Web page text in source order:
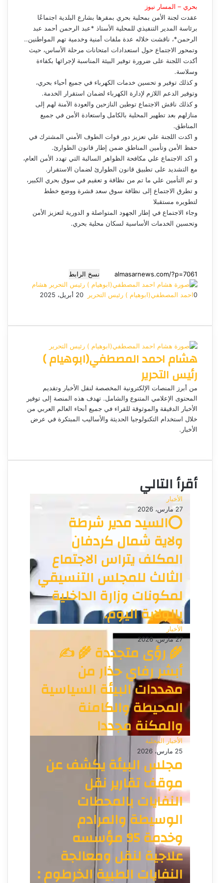
بحري – المسار نيوز
عقدت لجنة الأمن بمحلية بحري بمقرها بشارع البلدية اجتماعًا
برئاسة المدير التنفيذي للمحلية الأستاذ *عبد الرحمن أحمد عبد
الرحمن*، ناقشت خلاله عدة ملفات أمنية وخدمية تهم المواطنين..
وتمحور الاجتماع حول استعدادات امتحانات مرحلة الأساس، حيث
أكدت اللجنة على ضرورة توفير البيئة المناسبة لإجرائها بكفاءة
وسلاسة.
و كذلك توفير و تحسين خدمات الكهرباء في جميع أحياء بحري،
وتوفير الدعم اللازم لإدارة الكهرباء لضمان استقرار الخدمة.
و كذلك ناقش الاجتماع توطين النازحين والعودة الآمنة لهم إلى
منازلهم بعد تطهير المحلية بالكامل واستعادة الأمن في جميع
المناطق.
و اكدت اللجنة علي تعزيز دور قوات الطوف الأمني المشترك في
حفظ الأمن وتأمين المناطق ضمن إطار قانون الطوارئ.
و اكد الاجتماع علي مكافحة الظواهر السالبة التي تهدد الأمن العام،
مع التشديد على تطبيق قانون الطوارئ لضمان الاستقرار.
و تم التأمين علي ما تم من نظافة و تعقيم في سوق بحري الكبير،
و تطرق الاجتماع إلى نظافة سوق سعد قشرة ووضع خطط
لتطويره مستقبلا
وجاء الاجتماع في إطار الجهود المتواصلة و الدورية لتعزيز الأمن
وتحسين الخدمات الأساسية لسكان محلية بحري.
نسخ الرابط
هشام
احمد المصطفي(ابوهيام ) رئيس التحرير
أ
ل
ر
د
إ
ل
ك
ت
ي
20 أبريل، 2025
0
س
و
ك
س
ج
س
ج
ر
ت
ا
ب
ل
ر
ا
هشام احمد المصطفي(ابوهيام )
رئيس التحرير
من أبرز المنصات الإلكترونية المخصصة لنقل الأخبار وتقديم
المحتوى الإعلامي المتنوع والشامل. تهدف هذه المنصة إلى توفير
الأخبار الدقيقة والموثوقة للقراء في جميع أنحاء العالم العربي من
خلال استخدام التكنولوجيا الحديثة والأساليب المبتكرة في عرض
الأخبار.
ق
اأقرأ التالي
الأخبار
27 مارس، 2026
⭕السيد مدير شرطة
ولاية شمال كردفان
المكلف يتراس الاجتماع
الثالث للمجلس التنسيقي
لمكونات وزارة الداخلية
بالولاية اليوم.
الأخبار
27 مارس، 2026
🌾 رؤى متجددة 🌾 ✍️
أبشر رفاي حذار من
مهددات البيئة السياسية
المحيطة والكامنة
والمكنة مجددا
الأخبار المحلية
25 مارس، 2026
مجلس البيئة يكشف عن
موقف تقارير نقل
النفايات بالمحطات
الوسيطة والمرادم
وخدمة 95 مؤسسه
علاجية لنقل ومعالجة
النفايات الطبية الخرطوم :